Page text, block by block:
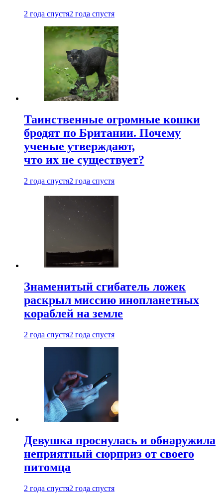
2 года спустя2 года спустя
Таинственные огромные кошки
бродят по Британии. Почему
ученые утверждают,
что их не существует?
2 года спустя2 года спустя
Знаменитый сгибатель ложек
раскрыл миссию инопланетных
кораблей на земле
2 года спустя2 года спустя
Девушка проснулась и обнаружила
неприятный сюрприз от своего
питомца
2 года спустя2 года спустя